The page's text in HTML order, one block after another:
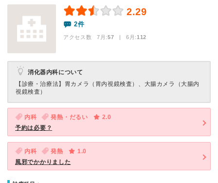
2.29
2件
アクセス数 7月:57 | 6月:112
消化器内科について
【診療・治療法】 胃カメラ（胃内視鏡検査）、大腸カメラ（大腸内
視鏡検査）
内科 発熱・だるい
2.0
予約は必要？
内科 発熱
1.0
風邪でかかりました